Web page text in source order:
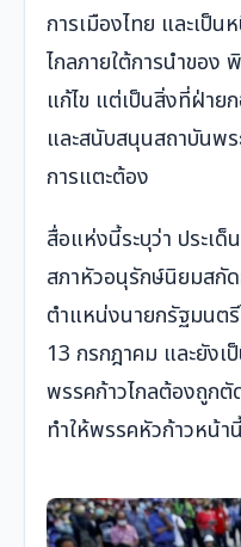
การเมืองไทย และเป็
ไกลภายใต้การนำของ
แก้ไข แต่เป็นสิ่งที่ฝ่า
และสนับสนุนสถาบันพ
การแตะต้อง
สื่อแห่งนี้ระบุว่า ประเ
สภาหัวอนุรักษ์นิยมสกั
ตำแหน่งนายกรัฐมนต
13 กรกฎาคม และยัง
พรรคก้าวไกลต้องถูกตั
ทำให้พรรคหัวก้าวหน้